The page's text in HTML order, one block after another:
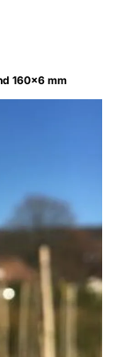
160x6 mm